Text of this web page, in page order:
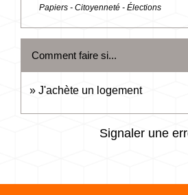
Papiers - Citoyenneté - Élections
Comment faire si...
J'achète un logement
Signaler une